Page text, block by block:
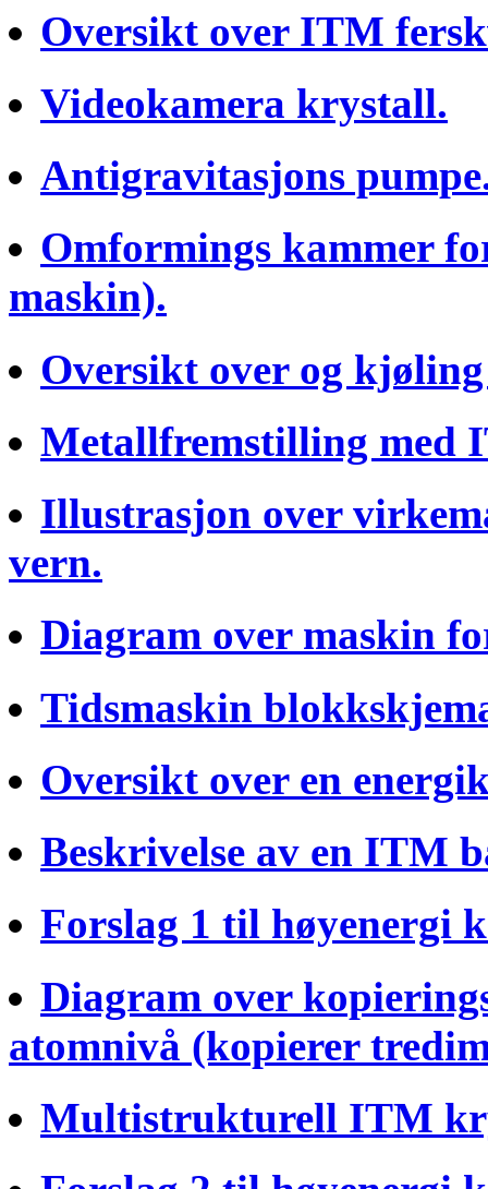
Oversikt over ITM
Videokamera krystall.
Antigravitasjons
Omformings kammer
maskin).
Oversikt over og
Metallfremstilling med
Illustrasjon over
vern.
Diagram over maskin
Tidsmaskin
Oversikt over en
Beskrivelse av en ITM
Forslag 1 til høyenergi
Diagram over
atomnivå (kopierer
Multistrukturell ITM